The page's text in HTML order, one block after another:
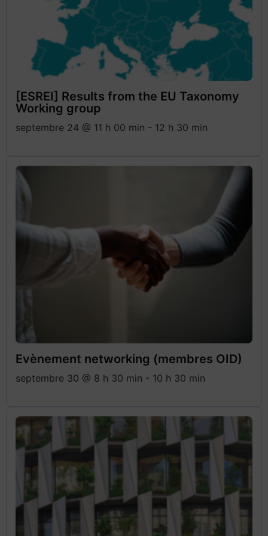
[ESREI] Results from the EU Taxonomy
Working group
septembre 24 @ 11 h 00 min - 12 h 30 min
Evènement networking (membres OID)
septembre 30 @ 8 h 30 min - 10 h 30 min